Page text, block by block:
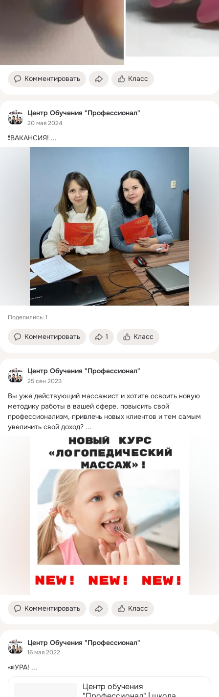
Комментировать Класс
Центр Обучения "Профессионал"
20 мая 2024
❗ВАКАНСИЯ! ...
Поделились: 1
Комментировать 1 Класс
Центр Обучения "Профессионал"
25 сен 2023
Вы уже действующий массажист и хотите освоить новую
методику работы в вашей сфере, повысить свой
профессионализм, привлечь новых клиентов и тем самым
увеличить свой доход? ...
Комментировать Класс
Центр Обучения "Профессионал"
16 мая 2022
📣УРА! ...
Центр обучения